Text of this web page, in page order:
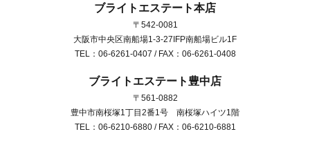
ブライトエステート本店
〒542-0081
大阪市中央区南船場1-3-27IFP南船場ビル1F
TEL：06-6261-0407 / FAX：06-6261-0408
ブライトエステート豊中店
〒561-0882
豊中市南桜塚1丁目2番1号 南桜塚ハイツ1階
TEL：06-6210-6880 / FAX：06-6210-6881